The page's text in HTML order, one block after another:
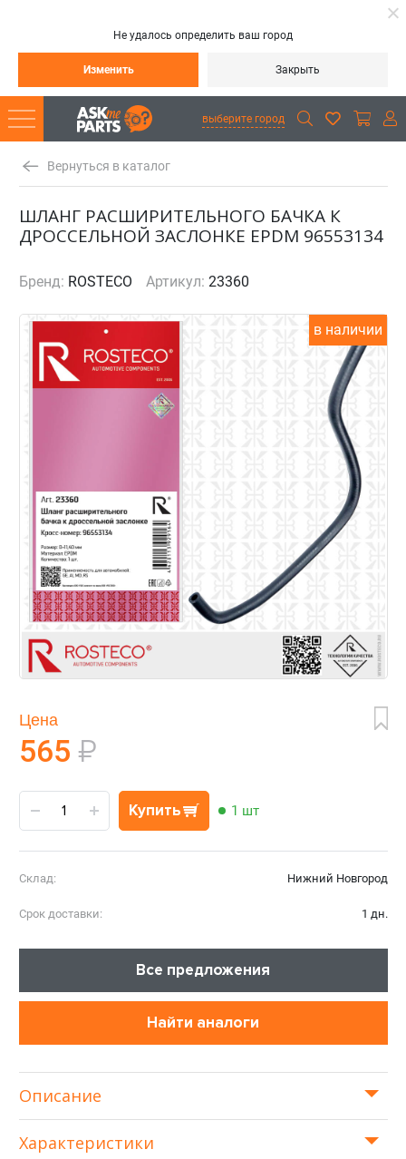
Не удалось определить ваш город
Изменить Закрыть
выберите город
Вернуться в каталог
ШЛАНГ РАСШИРИТЕЛЬНОГО БАЧКА К
ДРОССЕЛЬНОЙ ЗАСЛОНКЕ EPDM 96553134
Бренд: ROSTECO Артикул: 23360
в наличии
Цена
565 ₽
Купить 1 шт
Склад: Нижний Новгород
Срок доставки: 1 дн.
Все предложения
Найти аналоги
Описание
Характеристики